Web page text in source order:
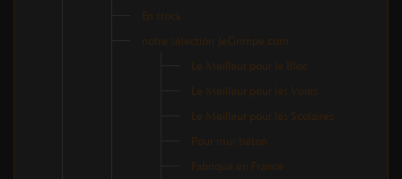
En stock
notre sélection JeGrimpe.com
Le Meilleur pour le Bloc
Le Meilleur pour les Voies
Le Meilleur pour les Scolaires
Pour mur béton
Fabriqué en France